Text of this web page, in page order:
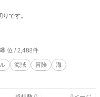
です。
位 / 2,488件
海賊 冒険
海